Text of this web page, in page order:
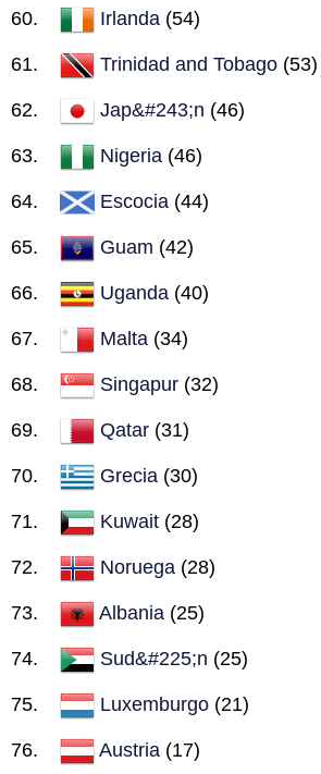
Irlanda (54)
Trinidad and Tobago (53)
Jap&#243;n (46)
Nigeria (46)
Escocia (44)
Guam (42)
Uganda (40)
Malta (34)
Singapur (32)
Qatar (31)
Grecia (30)
Kuwait (28)
Noruega (28)
Albania (25)
Sud&#225;n (25)
Luxemburgo (21)
Austria (17)